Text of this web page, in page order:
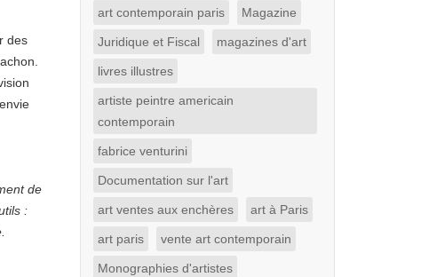
des
de
:
art contemporain paris Magazine
Juridique et Fiscal magazines d'art
livres illustres
artiste peintre americain
contemporain
fabrice venturini
Documentation sur l'art
art ventes aux enchères art à Paris
art paris vente art contemporain
Monographies d'artistes